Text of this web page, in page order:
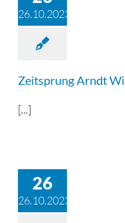
26.10.2023
Zeitsprung Arndt
[...]
26
26.10.2023